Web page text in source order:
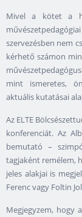
Mivel a kötet a
szervezésben nem
kérhető számon
mint ismeretes,
aktuális kutatásai
Az ELTE
konferenciát. Az
bemutató –
tagjaként remélem,
jeles alakjai is
Ferenc vagy Foltin
Megjegyzem, hogy